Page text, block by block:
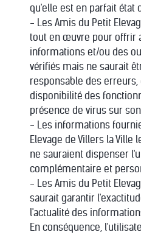
qu'elle est en parfait état
- Les Amis du Petit
tout en œuvre pour offrir
informations et/ou des
vérifiés mais ne saurait
responsable des erreurs,
disponibilité des
présence de virus sur son
- Les informations
Elevage de Villers la
ne sauraient dispenser
complémentaire et
- Les Amis du Petit
saurait garantir
l'actualité des
En conséquence,